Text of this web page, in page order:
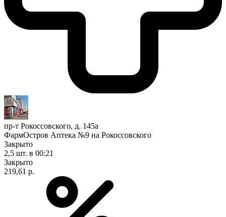
пр-т Рокоссовского, д. 145а
ФармОстров Аптека №9 на Рокоссовского
Закрыто
2,5 шт. в 00:21
Закрыто
219,61 р.